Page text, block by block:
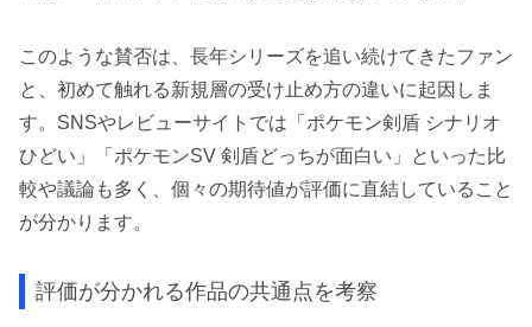
このような賛否は、長年シリーズを追い続けてきたファン
と、初めて触れる新規層の受け止め方の違いに起因しま
す。SNSやレビューサイトでは「ポケモン剣盾 シナリオ
ひどい」「ポケモンSV 剣盾どっちが面白い」といった比
較や議論も多く、個々の期待値が評価に直結していること
が分かります。
評価が分かれる作品の共通点を考察